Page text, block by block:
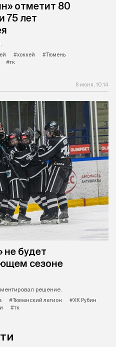
отметит 80
75 лет
#хоккей
#Тюмень
#тк
8 июня, 10:14
не будет
сезоне
решение.
#Тюменский легион
#ХК Рубин
#тк